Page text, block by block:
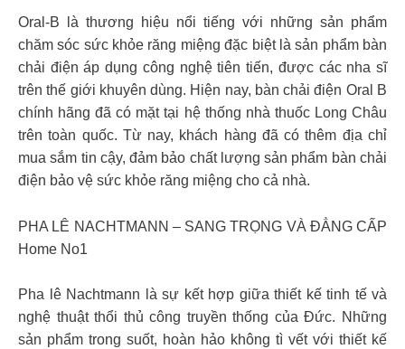
Oral-B là thương hiệu nổi tiếng với những sản phẩm
chăm sóc sức khỏe răng miệng đặc biệt là sản phẩm bàn
chải điện áp dụng công nghệ tiên tiến, được các nha sĩ
trên thế giới khuyên dùng. Hiện nay, bàn chải điện Oral B
chính hãng đã có mặt tại hệ thống nhà thuốc Long Châu
trên toàn quốc. Từ nay, khách hàng đã có thêm địa chỉ
mua sắm tin cậy, đảm bảo chất lượng sản phẩm bàn chải
điện bảo vệ sức khỏe răng miệng cho cả nhà.
PHA LÊ NACHTMANN – SANG TRỌNG VÀ ĐẲNG CẤP
Home No1
Pha lê Nachtmann là sự kết hợp giữa thiết kế tinh tế và
nghệ thuật thổi thủ công truyền thống của Đức. Những
sản phẩm trong suốt, hoàn hảo không tì vết với thiết kế